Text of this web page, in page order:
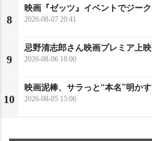
8
映画『ゼッツ』イベントでジーク
2026-08-07 20:41
9
忌野清志郎さん映画プレミア上映
2026-08-06 18:00
10
映画泥棒、サラっと“本名”明かす
2026-08-05 15:06